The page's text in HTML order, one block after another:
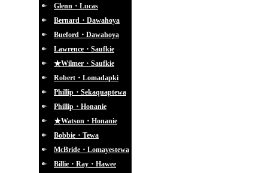
Glenn・Lucas
Bernard・Dawahoya
Bueford・Dawahoya
Lawrence・Saufkie
★Wilmer・Saufkie
Robert・Lomadapki
Phillip・Sekaquaptewa
Phillip・Honanie
★Watson・Honanie
Bobbie・Tewa
McBride・Lomayestewa
Billie・Ray・Hawee